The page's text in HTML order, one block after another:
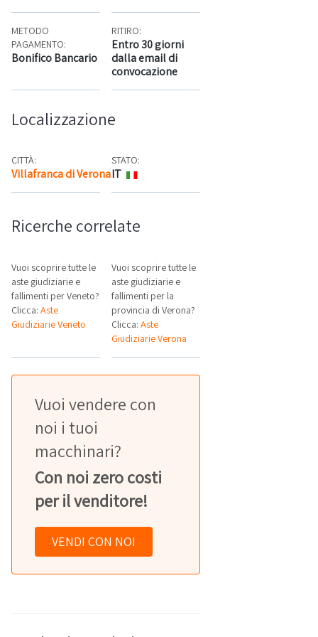
METODO
PAGAMENTO:
Bonifico Bancario
RITIRO:
Entro 30 giorni
dalla email di
convocazione
Localizzazione
CITTÀ:
Villafranca di Verona Mappa
STATO:
IT
Ricerche correlate
Vuoi scoprire tutte le
aste giudiziarie e
fallimenti per Veneto?
Clicca: Aste
Giudiziarie Veneto
Vuoi scoprire tutte le
aste giudiziarie e
fallimenti per la
provincia di Verona?
Clicca:Aste
Giudiziarie Verona
Vuoi vendere con
noi i tuoi
macchinari?
Con noi zero costi
per il venditore!
VENDI CON NOI